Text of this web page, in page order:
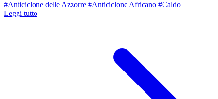
Ferragosto. Oggi vi proponiamo il grafico aggiornato a 4 giorni di
distanza: scenario drasticamente cambiato. Addio (almeno per ora)
tutto paragonabile alle giornate estreme che ci stiamo lasciando alle
#Anticiclone delle Azzorre #Anticiclone Africano #Caldo
Leggi tutto